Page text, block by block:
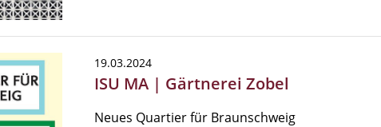
19.03.2024
ISU MA | Gärtnerei Zobel
Neues Quartier für Braunschweig